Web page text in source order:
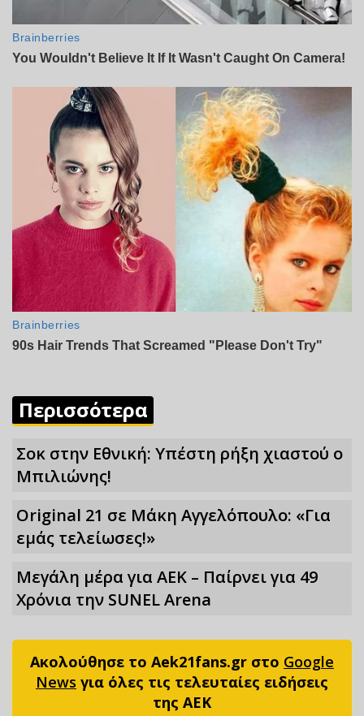
Περισσότερα
Σoκ στην Εθνική: Υπέστη ρήξη χιαστού ο
Μπιλιώνης!
Original 21 σε Μάκη Αγγελόπουλο: «Για
εμάς τελείωσες!»
Μεγάλη μέρα για ΑΕΚ – Παίρνει για 49
Xρόνια την SUNEL Arena
Ακολούθησε το Aek21fans.gr στο Google
News για όλες τις τελευταίες ειδήσεις
της ΑΕΚ